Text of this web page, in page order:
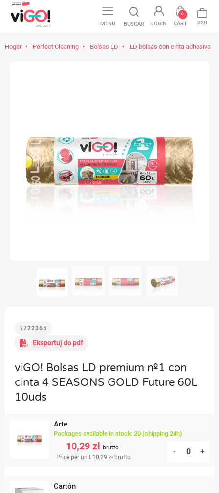
MENU BUSCAR LOGIN CART
0
B2B
Hogar Perfect Cleaning Bolsas LD LD bolsas con cinta adhesiva
7722365
Eksportuj do pdf
viGO! Bolsas LD premium nº1 con
cinta 4 SEASONS GOLD Future 60L
10uds
Arte
Packages available in stock: 20 (shipping 24h)
10,29 zł brutto
Price per unit 10,29 zł brutto
- +
Cartón